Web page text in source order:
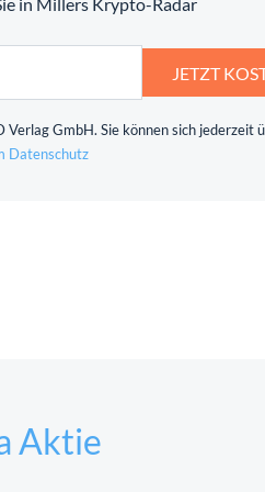
JETZT
GmbH. Sie können sich jederzeit
Datenschutz
Aktie